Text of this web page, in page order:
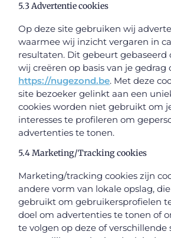
5.3 Advertentie cookies
Op deze site gebruiken wij
waarmee wij inzicht vergaren in
resultaten. Dit gebeurt gebaseerd
wij creëren op basis van je gedrag
https://nugezond.be. Met deze
site bezoeker gelinkt aan een
cookies worden niet gebruikt om
interesses te profileren om
advertenties te tonen.
5.4 Marketing/Tracking cookies
Marketing/tracking cookies zijn
andere vorm van lokale opslag,
gebruikt om gebruikersprofielen
doel om advertenties te tonen of
te volgen op deze of verschillende